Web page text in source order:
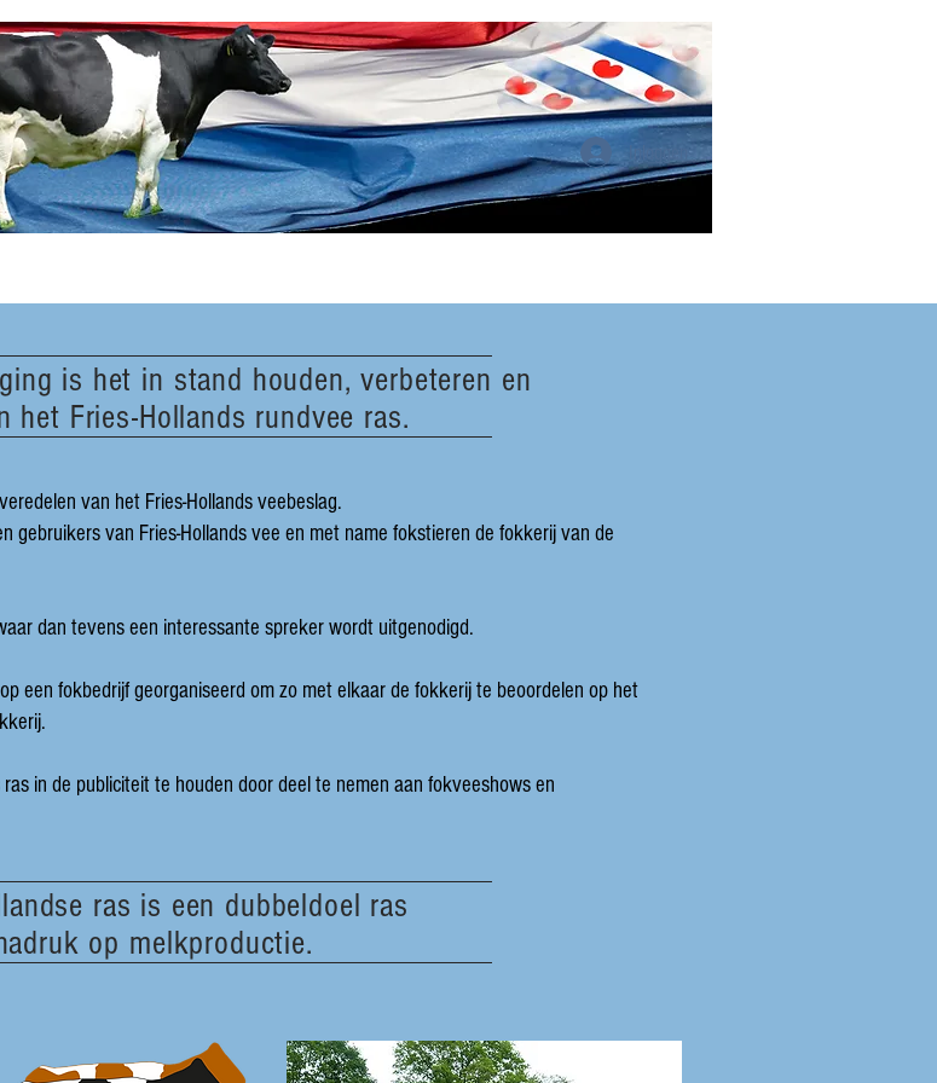
Inloggen
is het in stand houden, verbeteren en
het Fries-Hollands rundvee ras.
van het Fries-Hollands veebeslag.
gebruikers van Fries-Hollands vee en met name fokstieren de fokkerij van de
dan tevens een interessante spreker wordt uitgenodigd.
een fokbedrijf georganiseerd om zo met elkaar de fokkerij te beoordelen op het
in de publiciteit te houden door deel te nemen aan fokveeshows en
ras is een dubbeldoel ras
op melkproductie.